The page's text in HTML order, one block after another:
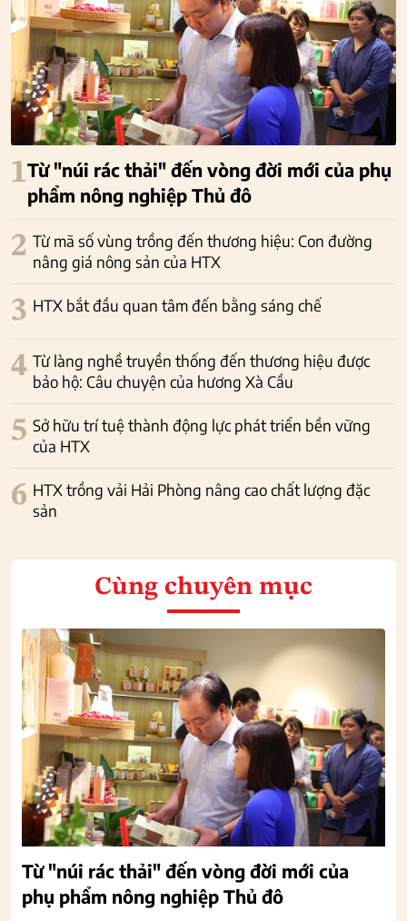
1Từ "núi rác thải" đến vòng đời mới của phụ
phẩm nông nghiệp Thủ đô
2 Từ mã số vùng trồng đến thương hiệu: Con đường
nâng giá nông sản của HTX
3 HTX bắt đầu quan tâm đến bằng sáng chế
4 Từ làng nghề truyền thống đến thương hiệu được
bảo hộ: Câu chuyện của hương Xà Cầu
5 Sở hữu trí tuệ thành động lực phát triển bền vững
của HTX
6 HTX trồng vải Hải Phòng nâng cao chất lượng đặc
sản
Cùng chuyên mục
Từ "núi rác thải" đến vòng đời mới của
phụ phẩm nông nghiệp Thủ đô